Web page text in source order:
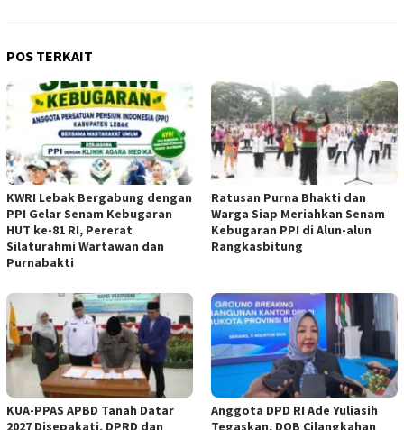
POS TERKAIT
KWRI Lebak Bergabung dengan
PPI Gelar Senam Kebugaran
HUT ke-81 RI, Pererat
Silaturahmi Wartawan dan
Purnabakti
Ratusan Purna Bhakti dan
Warga Siap Meriahkan Senam
Kebugaran PPI di Alun-alun
Rangkasbitung
KUA-PPAS APBD Tanah Datar
2027 Disepakati, DPRD dan
Anggota DPD RI Ade Yuliasih
Tegaskan, DOB Cilangkahan